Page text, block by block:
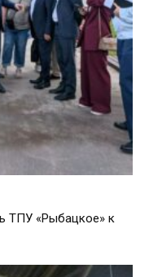
ТПУ «Рыбацкое» к